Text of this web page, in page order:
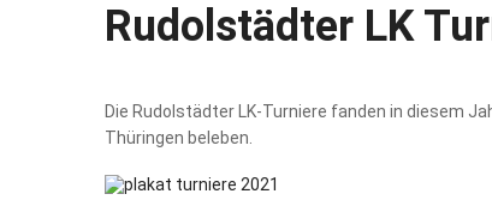
Rudolstädter LK
Die Rudolstädter LK-Turniere fanden in diesem
Thüringen beleben.